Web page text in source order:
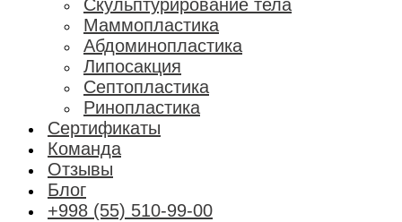
Скульптурирование тела
Маммопластика
Абдоминопластика
Липосакция
Септопластика
Ринопластика
Сертификаты
Команда
Отзывы
Блог
+998 (55) 510-99-00